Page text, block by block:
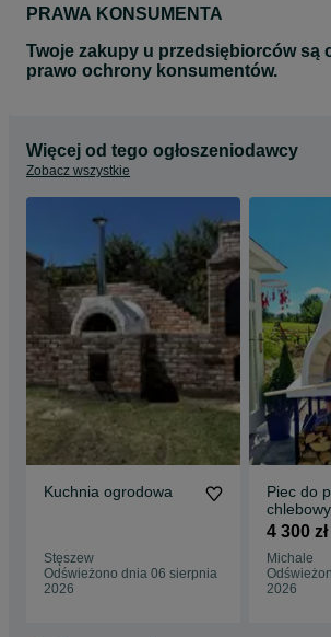
PRAWA KONSUMENTA
Twoje zakupy u przedsiębiorców są
prawo ochrony konsumentów.
Więcej od tego ogłoszeniodawcy
Zobacz wszystkie
Kuchnia ogrodowa
Stęszew
Odświeżono dnia 06 sierpnia
2026
Piec do
chlebowy
4 300 zł
Michale
2026